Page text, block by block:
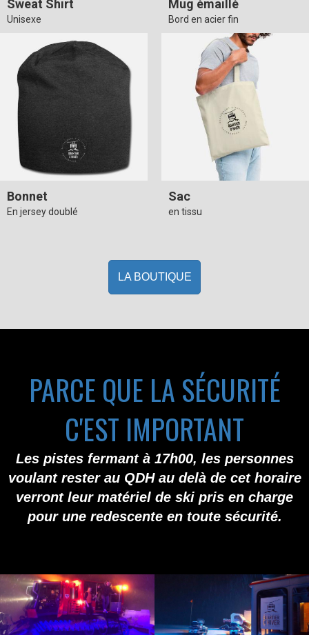
Sweat Shirt
Unisexe
Mug émaillé
Bord en acier fin
Bonnet
En jersey doublé
Sac
en tissu
LA BOUTIQUE
PARCE QUE LA SÉCURITÉ
C'EST IMPORTANT
Les pistes fermant à 17h00, les personnes
voulant rester au QDH au delà de cet horaire
verront leur matériel de ski pris en charge
pour une redescente en toute sécurité.